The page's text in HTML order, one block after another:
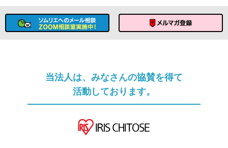
当法人は、みなさんの協賛を得て
活動しております。